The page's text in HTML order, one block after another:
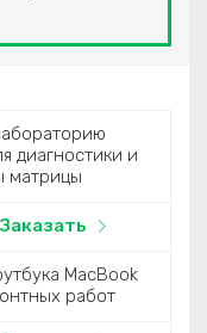
диагностики и
матрицы
Заказать
MacBook
работ